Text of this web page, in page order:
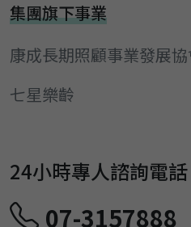
集團旗下事業
康成長期照顧事業發展
七星樂齡
24小時專人諮詢電話
07-3157888